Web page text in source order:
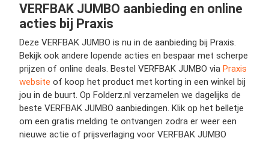
VERFBAK JUMBO aanbieding en online
acties bij Praxis
Deze VERFBAK JUMBO is nu in de aanbieding bij Praxis.
Bekijk ook andere lopende acties en bespaar met scherpe
prijzen of online deals. Bestel VERFBAK JUMBO via Praxis
website of koop het product met korting in een winkel bij
jou in de buurt. Op Folderz.nl verzamelen we dagelijks de
beste VERFBAK JUMBO aanbiedingen. Klik op het belletje
om een gratis melding te ontvangen zodra er weer een
nieuwe actie of prijsverlaging voor VERFBAK JUMBO